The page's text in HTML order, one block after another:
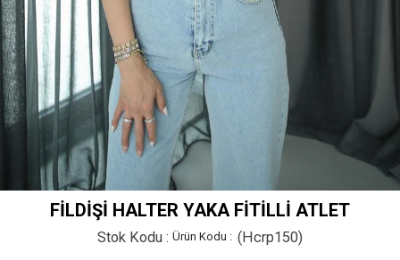
FILDIŞI HALTER YAKA FITILLI ATLET
Stok Kodu (Hcrp150)